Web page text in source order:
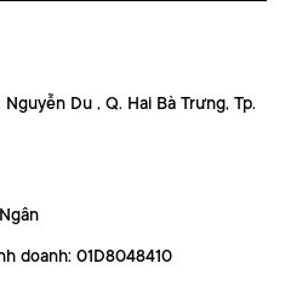
Du , Q. Hai Bà Trưng, Tp.
doanh: 01D8048410